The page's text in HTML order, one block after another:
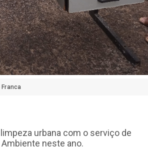
urbana com o serviço de
neste ano.